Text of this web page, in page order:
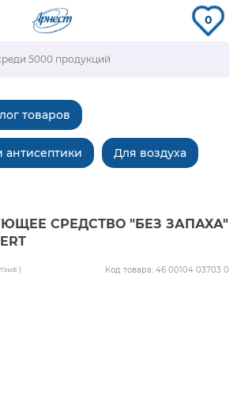
0
товаров
Для воздуха
СРЕДСТВО "БЕЗ ЗАПАХА"
) Код товара: 46 00104 03703 0